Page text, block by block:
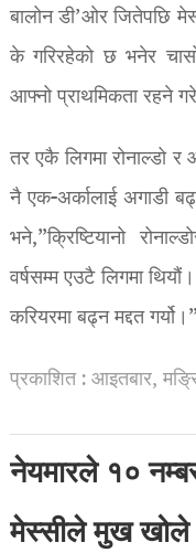
बालोन डी’ओर जितेपछि
के गरिरहेको छ भनेर
आफ्नो प्राथमिकता रहने
तर एकै लिगमा रोनाल्डो
नै एक-अर्कालाई अगाडी
भने,”क्रिष्टियानो
वर्षसम्म एउटै लिगमा
करियरमा बढ्न मद्दत गर्यो।”
प्रकाशित : आइतबार,
नेयमारले १०
मेस्सीले मुख